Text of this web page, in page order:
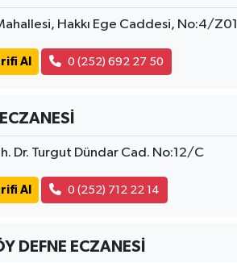
Hakkı Ege Caddesi, No:4/Z01
Al 0 (252) 692 27 50
Dr. Turgut Dündar Cad. No:12/C
Al 0 (252) 712 22 14
DEFNE ECZANESİ